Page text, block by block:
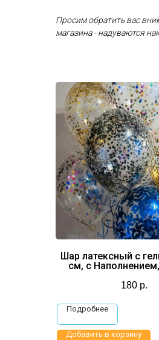
Просим обратить вас
магазина - надуваются
Шар латексный с
см, с
180 р.
Подробнее
Добавить в корзину